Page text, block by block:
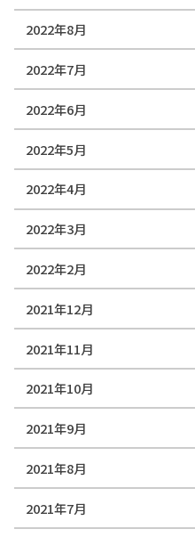
2022年8月
2022年7月
2022年6月
2022年5月
2022年4月
2022年3月
2022年2月
2021年12月
2021年11月
2021年10月
2021年9月
2021年8月
2021年7月